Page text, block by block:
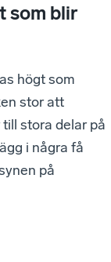
som blir
högt som
stor att
stora delar på
i några få
på